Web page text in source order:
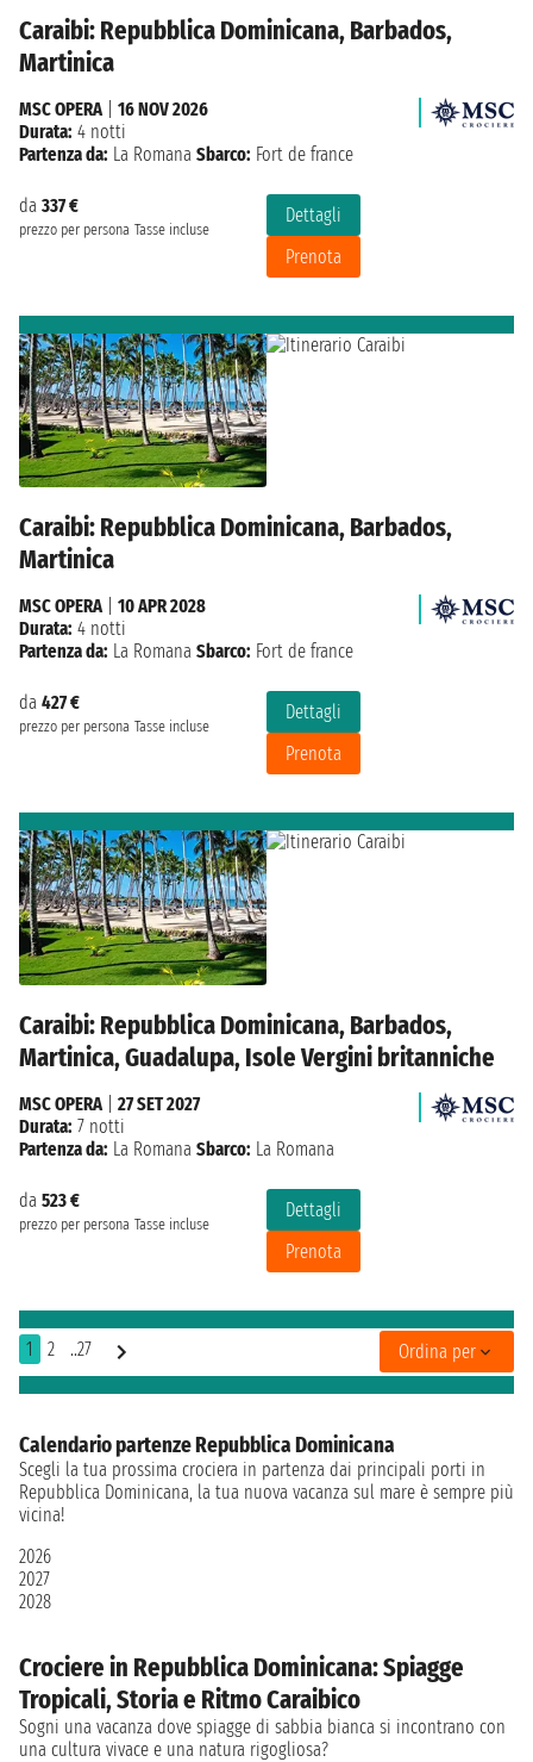
Caraibi: Repubblica Dominicana, Barbados,
Martinica
da 337 €
prezzo per persona Tasse incluse
Dettagli
Prenota
MSC OPERA
16 NOV 2026
Durata: 4 notti
Partenza da: La Romana Sbarco: Fort de france
Caraibi: Repubblica Dominicana, Barbados,
Martinica
da 427 €
prezzo per persona Tasse incluse
Dettagli
Prenota
MSC OPERA| 10 APR 2028
Durata: 4 notti
Partenza da: La Romana Sbarco: Fort de france
Caraibi: Repubblica Dominicana, Barbados,
Martinica, Guadalupa, Isole Vergini britanniche
da 523 €
prezzo per persona Tasse incluse
Dettagli
Prenota
MSC OPERA| 27 SET 2027
Durata: 7 notti
Partenza da: La Romana Sbarco: La Romana
1 2 ..27 Ordina per
Calendario partenze Repubblica Dominicana
Scegli la tua prossima crociera in partenza dai principali porti in
Repubblica Dominicana, la tua nuova vacanza sul mare è sempre più
vicina!
2026
2027
2028
Crociere in Repubblica Dominicana: Spiagge
Tropicali, Storia e Ritmo Caraibico
Sogni una vacanza dove spiagge di sabbia bianca si incontrano con
una cultura vivace e una natura rigogliosa?